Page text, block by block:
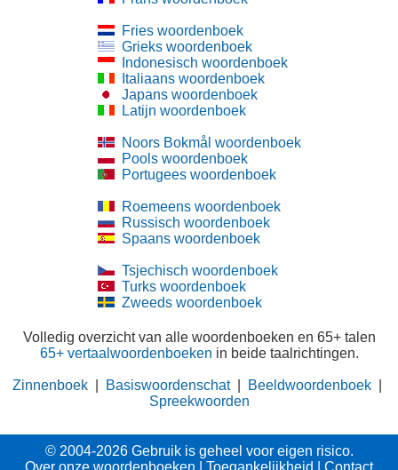
Fries woordenboek
Grieks woordenboek
Indonesisch woordenboek
Italiaans woordenboek
Japans woordenboek
Latijn woordenboek
Noors Bokmål woordenboek
Pools woordenboek
Portugees woordenboek
Roemeens woordenboek
Russisch woordenboek
Spaans woordenboek
Tsjechisch woordenboek
Turks woordenboek
Zweeds woordenboek
Volledig overzicht van alle woordenboeken en 65+ talen
65+ vertaalwoordenboeken in beide taalrichtingen.
Zinnenboek Basiswoordenschat| Beeldwoordenboek
Spreekwoorden
© 2004-2026 Gebruik is geheel voor eigen risico.
Over onze woordenboeken
Toegankelijkheid Contact